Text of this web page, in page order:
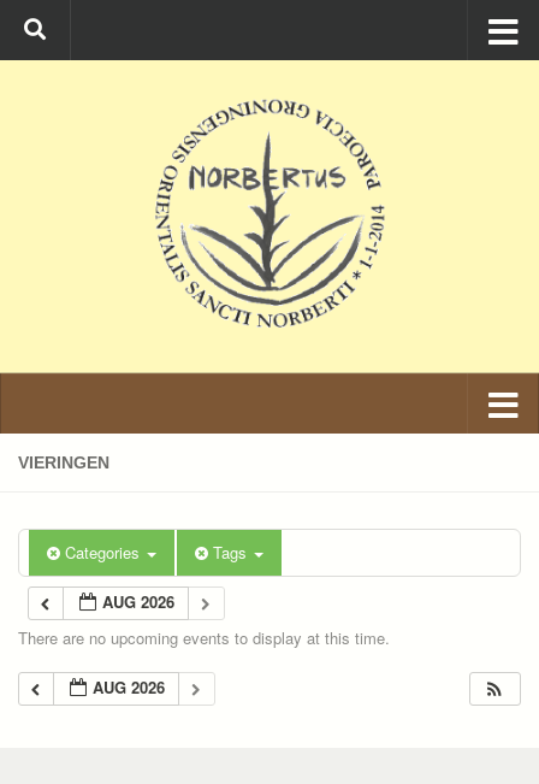
Ga naar de inhoud
VIERINGEN
Categories Tags
AUG 2026
There are no upcoming events to display at this time.
AUG 2026